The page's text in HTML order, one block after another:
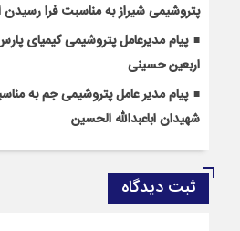
پتروشیمی شیراز به مناسبت فرا
پیام مدیرعامل پتروشیمی کیمیای
اربعین حسینی
پیام مدیر عامل پتروشیمی جم به
شهیدان اباعبدالله الحسین
ثبت دیدگاه